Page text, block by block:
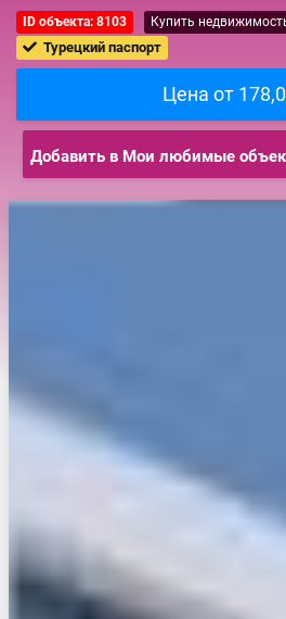
ID объекта: 8103 Купить
Турецкий паспорт
Цена от
Добавить в Мои любимые